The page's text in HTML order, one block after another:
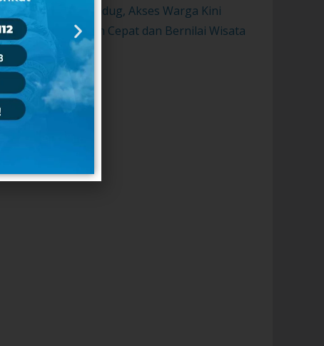
Gurudug, Akses Warga Kini
Lebih Cepat dan Bernilai Wisata